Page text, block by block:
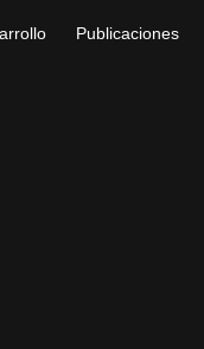
Publicaciones